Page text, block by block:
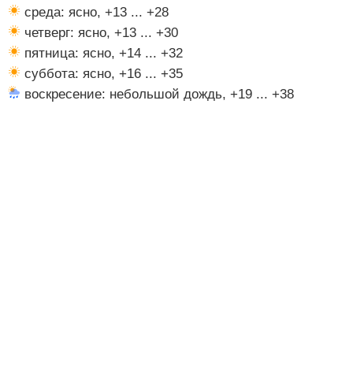
среда: ясно, +13 ... +28
четверг: ясно, +13 ... +30
пятница: ясно, +14 ... +32
суббота: ясно, +16 ... +35
воскресение: небольшой дождь, +19 ... +38